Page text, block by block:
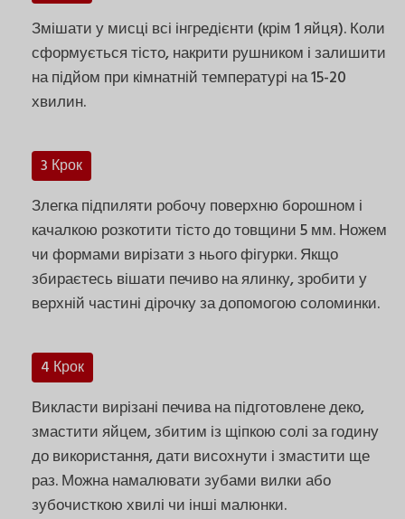
Змішати у мисці всі інгредієнти (крім 1 яйця). Коли
сформується тісто, накрити рушником і залишити
на підйом при кімнатній температурі на 15-20
хвилин.
3 Крок
Злегка підпиляти робочу поверхню борошном і
качалкою розкотити тісто до товщини 5 мм. Ножем
чи формами вирізати з нього фігурки. Якщо
збираєтесь вішати печиво на ялинку, зробити у
верхній частині дірочку за допомогою соломинки.
4 Крок
Викласти вирізані печива на підготовлене деко,
змастити яйцем, збитим із щіпкою солі за годину
до використання, дати висохнути і змастити ще
раз. Можна намалювати зубами вилки або
зубочисткою хвилі чи інші малюнки.